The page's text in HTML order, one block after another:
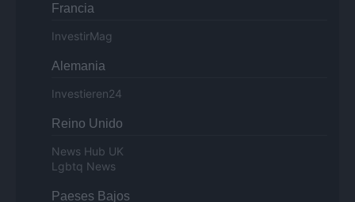
Francia
InvestirMag
Alemania
Investieren24
Reino Unido
News Hub UK
Lgbtq News
Paeses Bajos